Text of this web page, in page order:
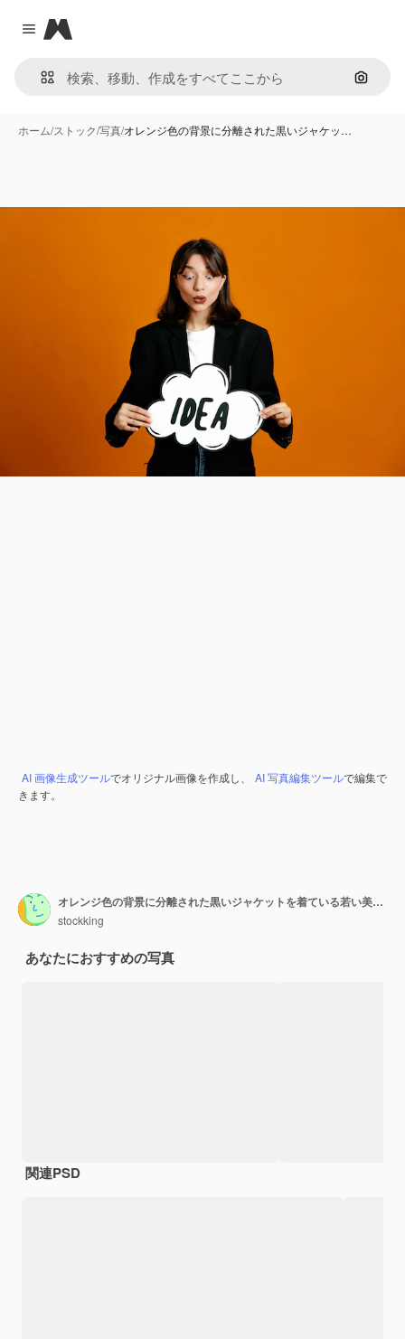
Close menu
Magnific
画像で
ホーム/ストック/写真/オレンジ色の背景に分離された黒いジャケッ…
AI 画像生成ツールでオリジナル画像を作成し、 AI 写真編集ツールで編集で
きます。
オレンジ色の背景に分離された黒いジャケットを着ている若い美しい女性の時制保持アイデアバブル
stockking
あなたにおすすめの写真
関連PSD